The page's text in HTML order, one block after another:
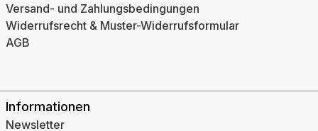
Versand- und Zahlungsbedingungen
Widerrufsrecht & Muster-Widerrufsformular
AGB
Informationen
Newsletter